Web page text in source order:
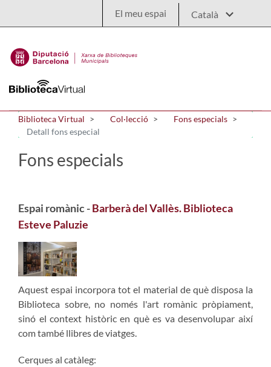
El meu espai
Biblioteca Virtual Col·lecció
Fons especials
Detall fons especial
Fons especials
Espai romànic -Barberà del Vallès. Biblioteca
Esteve Paluzie
Aquest espai incorpora tot el material de què disposa la
Biblioteca sobre, no només l'art romànic pròpiament,
sinó el context històric en què es va desenvolupar així
com també llibres de viatges.
Cerques al catàleg: